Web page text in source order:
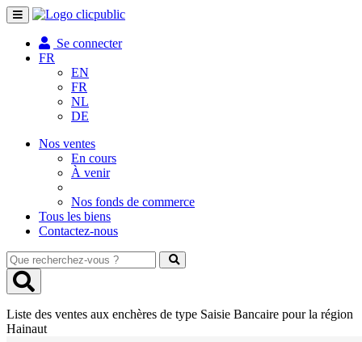
Toggle
navigation
Se connecter
FR
EN
FR
NL
DE
Nos ventes
En cours
À venir
Nos fonds de commerce
Tous les biens
Contactez-nous
Que
recherchez-
vous
Liste des ventes aux enchères de type Saisie Bancaire pour la région
Hainaut